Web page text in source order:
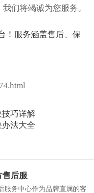
们将竭诚为您服务。
巧详解
法大全
售后服
服务中心作为品牌直属的客